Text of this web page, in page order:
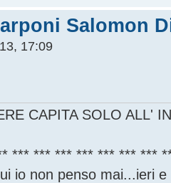
Salomon
17:09
CAPITA SOLO ALL'
*** *** *** *** *** *** ***
io non penso mai...ieri